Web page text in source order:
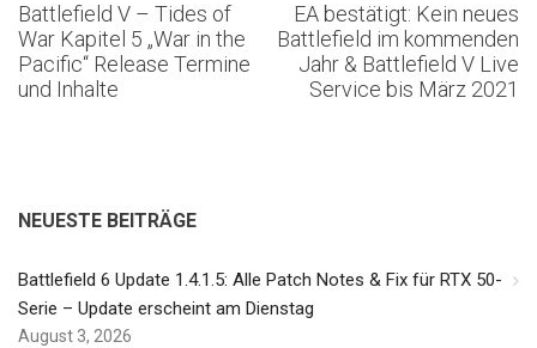
Battlefield V – Tides of
War Kapitel 5 „War in the
Pacific“ Release Termine
und Inhalte
EA bestätigt: Kein neues
Battlefield im kommenden
Jahr & Battlefield V Live
Service bis März 2021
NEUESTE BEITRÄGE
Battlefield 6 Update 1.4.1.5: Alle Patch Notes & Fix für RTX 50-
Serie – Update erscheint am Dienstag
August 3, 2026